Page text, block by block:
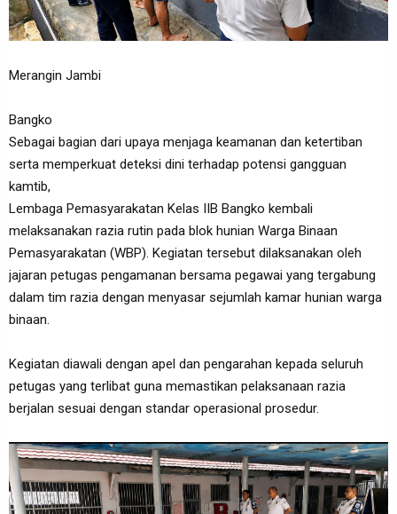
Merangin Jambi
Bangko
Sebagai bagian dari upaya menjaga keamanan dan ketertiban
serta memperkuat deteksi dini terhadap potensi gangguan
kamtib,
Lembaga Pemasyarakatan Kelas IIB Bangko kembali
melaksanakan razia rutin pada blok hunian Warga Binaan
Pemasyarakatan (WBP). Kegiatan tersebut dilaksanakan oleh
jajaran petugas pengamanan bersama pegawai yang tergabung
dalam tim razia dengan menyasar sejumlah kamar hunian warga
binaan.
Kegiatan diawali dengan apel dan pengarahan kepada seluruh
petugas yang terlibat guna memastikan pelaksanaan razia
berjalan sesuai dengan standar operasional prosedur.